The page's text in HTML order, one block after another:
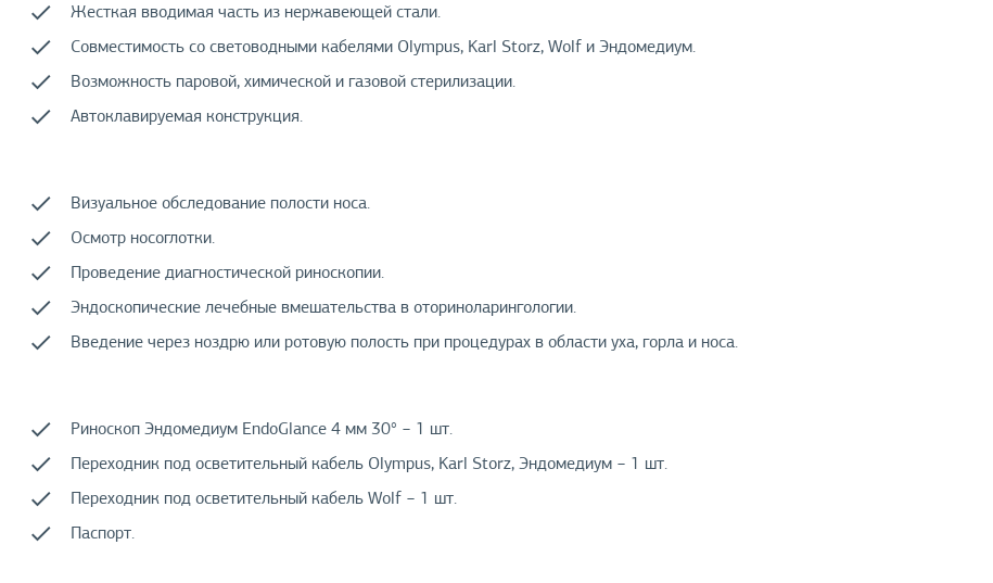
Жесткая вводимая часть из нержавеющей стали.
Совместимость со световодными кабелями Olympus, Karl Storz, Wolf и Эндомедиум.
Возможность паровой, химической и газовой стерилизации.
Автоклавируемая конструкция.
Визуальное обследование полости носа.
Осмотр носоглотки.
Проведение диагностической риноскопии.
Эндоскопические лечебные вмешательства в оториноларингологии.
Введение через ноздрю или ротовую полость при процедурах в области уха, горла и носа.
Риноскоп Эндомедиум EndoGlance 4 мм 30° − 1 шт.
Переходник под осветительный кабель Olympus, Karl Storz, Эндомедиум − 1 шт.
Переходник под осветительный кабель Wolf − 1 шт.
Паспорт.